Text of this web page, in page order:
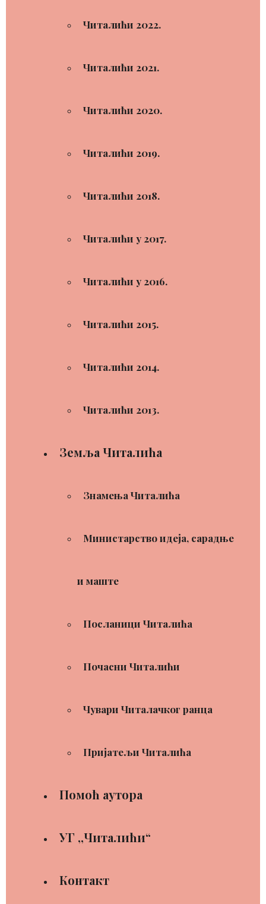
Читалићи 2022.
Читалићи 2021.
Читалићи 2020.
Читалићи 2019.
Читалићи 2018.
Читалићи у 2017.
Читалићи у 2016.
Читалићи 2015.
Читалићи 2014.
Читалићи 2013.
Земља Читалића
Знамења Читалића
Министарство идеја, сарадње
и маште
Посланици Читалића
Почасни Читалићи
Чувари Читалачког ранца
Пријатељи Читалића
Помоћ аутора
УГ ,,Читалићи“
Контакт